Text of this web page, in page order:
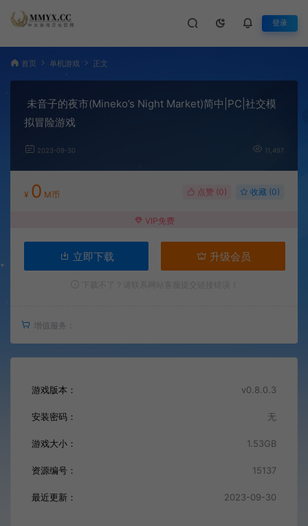
登录
首页 单机游戏 正文
未音子的夜市(Mineko’s Night Market)简中|PC|社交模
拟冒险游戏
2023-09-30 11,497
¥ 0 M币 点赞 (0) 收藏 (0)
VIP免费
立即下载 升级会员
增值服务：
游戏版本： v0.8.0.3
安装密码： 无
游戏大小： 1.53GB
资源编号： 15137
最近更新： 2023-09-30